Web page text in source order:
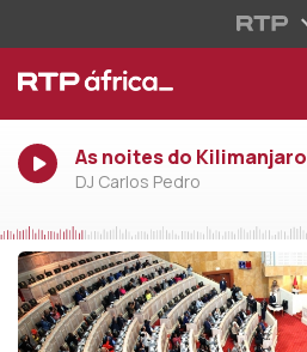
As noites do Kilimanjaro
DJ Carlos Pedro